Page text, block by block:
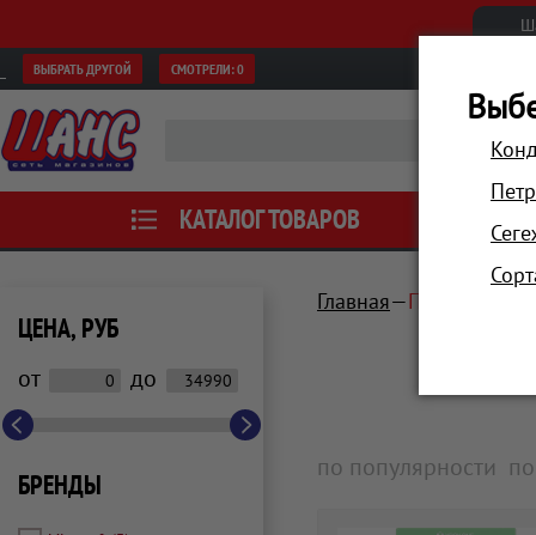
ВЫБРАТЬ ДРУГОЙ СМОТРЕЛИ:0
КАТАЛОГ ТОВАРОВ АКЦИИ
ЦЕНА, РУБ
от до
БРЕНДЫ
Главная Приставки,
по популярности